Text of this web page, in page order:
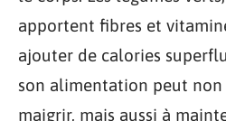
apportent fibres et
ajouter de calories
son alimentation peut
maigrir, mais aussi à